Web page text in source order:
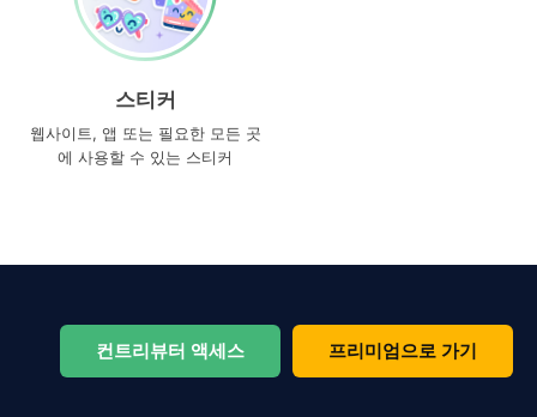
스티커
웹사이트, 앱 또는 필요한 모든 곳
에 사용할 수 있는 스티커
컨트리뷰터 액세스 프리미엄으로 가기